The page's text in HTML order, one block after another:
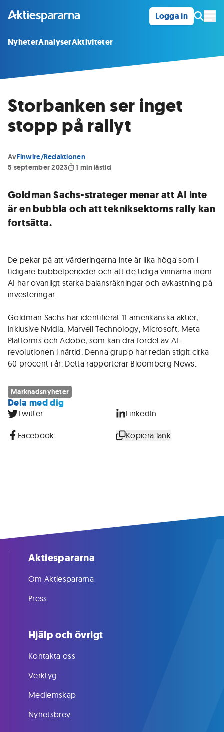
Logga in
NyheterAnalyserAktiviteter
Storbanken ser inget
stopp på rallyt
AvFinwire/Redaktionen
5 september 2023
1 min lästid
Goldman Sachs-strateger menar att AI inte
är en bubbla och att tekniksektorns rally kan
fortsätta.
De pekar på att värderingarna inte är lika höga som i
tidigare bubbelperioder och att de tidiga vinnarna inom
AI har ovanligt starka balansräkningar och avkastning på
investeringar.
Goldman Sachs har identifierat 11 amerikanska aktier,
inklusive Nvidia, Marvell Technology, Microsoft, Meta
Platforms och Adobe, som kan dra fördel av AI-
revolutionen i närtid. Denna grupp har redan stigit cirka
60 procent i år. Detta rapporterar Bloomberg News.
Marknadsnyheter
Dela med dig
Twitter LinkedIn
Facebook Kopiera länk
Aktiespararna
Om Aktiespararna
Press
Hjälp och övrigt
Kontakta oss
Verktyg
Medlemskap
Nyhetsbrev